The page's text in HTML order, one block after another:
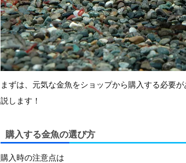
まずは、元気な金魚をショップから購入する必要
説します！
購入する金魚の選び方
購入時の注意点は